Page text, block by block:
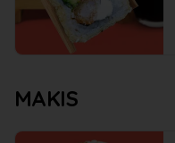
MAKIS